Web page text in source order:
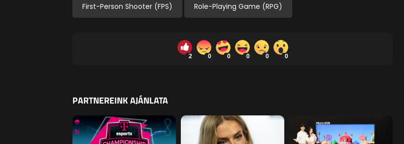
First-Person Shooter (FPS) Role-Playing Game (RPG)
2 0 0 0 0 0
PARTNEREINK AJÁNLATA